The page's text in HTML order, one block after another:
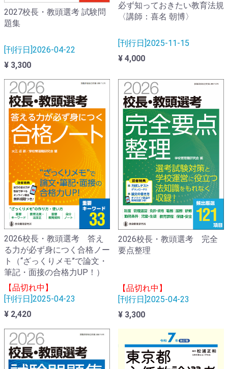
2027校長・教頭選考 試験問
題集
[刊行日]2026-04-22
¥ 3,300
必ず知っておきたい教育法規
〈講師：喜名 朝博〉
[刊行日]2025-11-15
¥ 4,000
2026校長・教頭選考 答え
る力が必ず身につく合格ノー
ト（“ざっくりメモ”で論文・
筆記・面接の合格力UP！）
【品切れ中】
[刊行日]2025-04-23
¥ 2,420
2026校長・教頭選考 完全
要点整理
【品切れ中】
[刊行日]2025-04-23
¥ 3,300